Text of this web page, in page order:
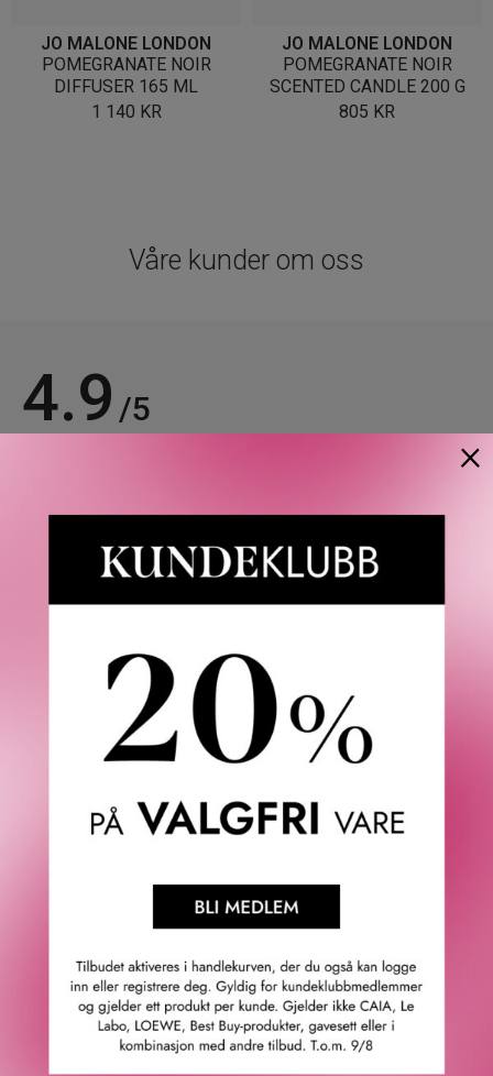
JO MALONE LONDON
POMEGRANATE NOIR
DIFFUSER 165 ML
1 140 KR
JO MALONE LONDON
POMEGRANATE NOIR
SCENTED CANDLE 200 G
805 KR
Våre kunder om oss
4.9 /5
Verifisert kunde
Fredrik & Louisa
Om Fredrik & Louisa
Autorisert forhandler
×